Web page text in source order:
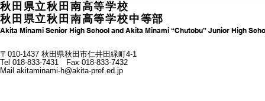
秋田県立秋田南高等学校
秋田県立秋田南高等学校中等部
Akita Minami Senior High School and Akita Minami “Chutobu” Junior High
〒010-1437 秋田県秋田市仁井田緑町4-1
Tel 018-833-7431 Fax 018-833-7432
Mail akitaminami-h@akita-pref.ed.jp